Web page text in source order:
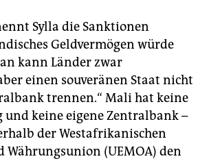
Sylla die Sanktionen
Geldvermögen würde
kann Länder zwar
einen souveränen Staat nicht
trennen.“ Mali hat keine
und keine eigene Zentralbank –
der Westafrikanischen
Währungsunion (UEMOA) den